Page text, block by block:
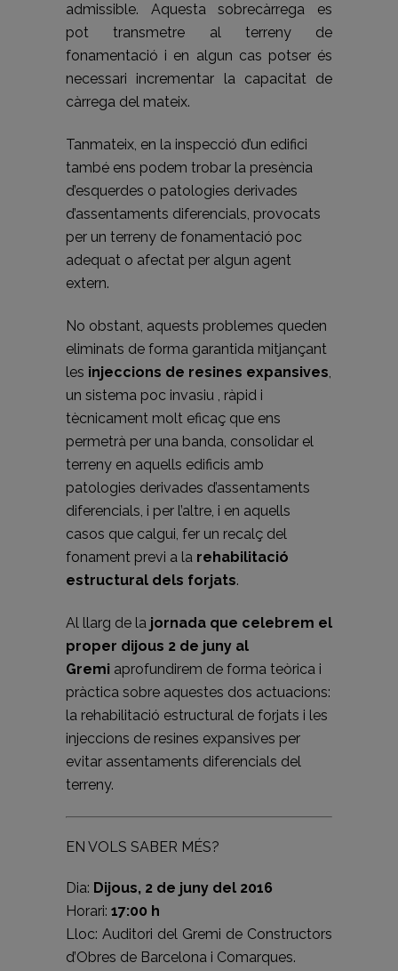
admissible. Aquesta sobrecàrrega es
pot transmetre al terreny de
fonamentació i en algun cas potser és
necessari incrementar la capacitat de
càrrega del mateix.
Tanmateix, en la inspecció d’un edifici
també ens podem trobar la presència
d’esquerdes o patologies derivades
d’assentaments diferencials, provocats
per un terreny de fonamentació poc
adequat o afectat per algun agent
extern.
No obstant, aquests problemes queden
eliminats de forma garantida mitjançant
les injeccions de resines expansives,
un sistema poc invasiu , ràpid i
tècnicament molt eficaç que ens
permetrà per una banda, consolidar el
terreny en aquells edificis amb
patologies derivades d’assentaments
diferencials, i per l’altre, i en aquells
casos que calgui, fer un recalç del
fonament previ a la rehabilitació
estructural dels forjats.
Al llarg de la jornada que celebrem el
proper dijous 2 de juny al
Gremi aprofundirem de forma teòrica i
pràctica sobre aquestes dos actuacions:
la rehabilitació estructural de forjats i les
injeccions de resines expansives per
evitar assentaments diferencials del
terreny.
EN VOLS SABER MÉS?
Dia: Dijous, 2 de juny del 2016
Horari: 17:00 h
Lloc: Auditori del Gremi de Constructors
d’Obres de Barcelona i Comarques.